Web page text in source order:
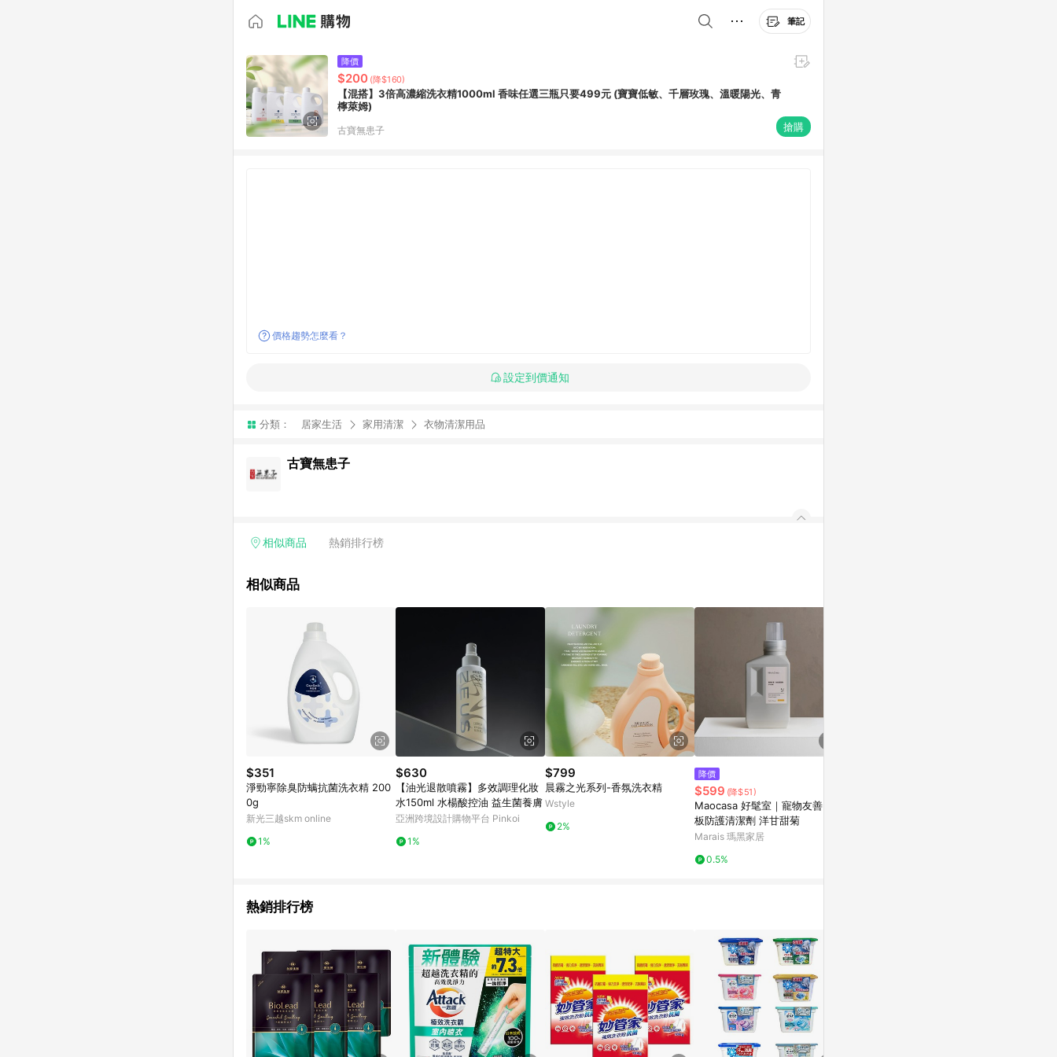
筆記
降價
$200 (降$160)
【混搭】3倍高濃縮洗衣精1000ml 香味任選三瓶只要499元 (寶寶低敏、千層玫瑰、溫暖陽光、青
檸萊姆)
古寶無患子 搶購
價格趨勢怎麼看？
設定到價通知
分類： 居家生活 家用清潔 衣物清潔用品
古寶無患子
相似商品 熱銷排行榜
相似商品
$351
淨勁寧除臭防螨抗菌洗衣精 200
0g
新光三越skm online
1%
$630
【油光退散噴霧】多效調理化妝
水150ml 水楊酸控油 益生菌養膚
亞洲跨境設計購物平台 Pinkoi
1%
$799
晨霧之光系列-香氛洗衣精
Wstyle
2%
降價
$599 (降$51)
Maocasa 好髦室｜寵物友善 地
板防護清潔劑 洋甘甜菊
Marais 瑪黑家居
0.5%
熱銷排行榜